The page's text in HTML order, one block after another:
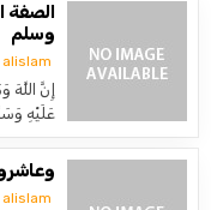
الصفة
وسلم
alislam
إِنَّ اللَّهَ
عَلَيْهِ
alislam